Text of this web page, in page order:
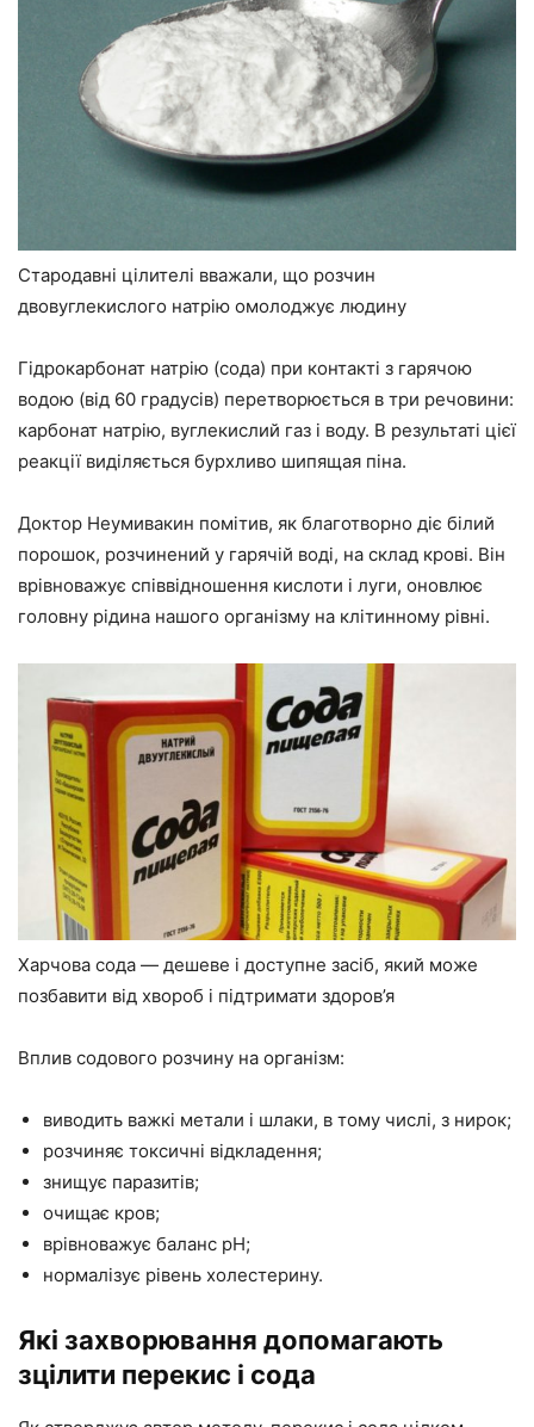
Стародавні цілителі вважали, що розчин
двовуглекислого натрію омолоджує людину
Гідрокарбонат натрію (сода) при контакті з гарячою
водою (від 60 градусів) перетворюється в три речовини:
карбонат натрію, вуглекислий газ і воду. В результаті цієї
реакції виділяється бурхливо шипящая піна.
Доктор Неумивакин помітив, як благотворно діє білий
порошок, розчинений у гарячій воді, на склад крові. Він
врівноважує співвідношення кислоти і луги, оновлює
головну рідина нашого організму на клітинному рівні.
Харчова сода — дешеве і доступне засіб, який може
позбавити від хвороб і підтримати здоров’я
Вплив содового розчину на організм:
виводить важкі метали і шлаки, в тому числі, з нирок;
розчиняє токсичні відкладення;
знищує паразитів;
очищає кров;
врівноважує баланс pH;
нормалізує рівень холестерину.
Які захворювання допомагають
зцілити перекис і сода